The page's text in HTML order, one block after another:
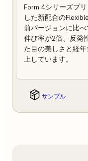
Form 4シリーズプ
した新配合の
前バージョンに比
伸び率が2倍、反発
た目の美しさと経
上しています。
サンプル